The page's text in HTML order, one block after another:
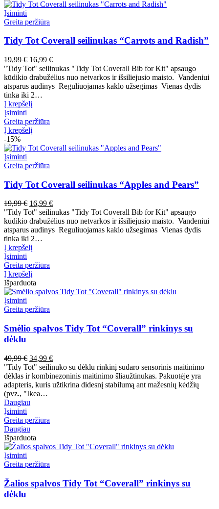
Įsiminti
Greita peržiūra
Tidy Tot Coverall seilinukas “Carrots and Radish”
19,99€ Pradinė
kaina
buvo:
19,99 €.
16,99 €Dabartinė
kaina
yra:
16,99 €.
"Tidy Tot" seilinukas "Tidy Tot Coverall Bib for Kit" apsaugo
kūdikio drabužėlius nuo netvarkos ir išsiliejusio maisto. Vandeniui
atsparus audinys Reguliuojamas kaklo užsegimas Vienas dydis
tinka iki 2…
Į krepšelį
Įsiminti
Greita peržiūra
Į krepšelį
-15%
Įsiminti
Greita peržiūra
Tidy Tot Coverall seilinukas “Apples and Pears”
19,99€ Pradinė
kaina
buvo:
19,99 €.
16,99 €Dabartinė
kaina
yra:
16,99 €.
"Tidy Tot" seilinukas "Tidy Tot Coverall Bib for Kit" apsaugo
kūdikio drabužėlius nuo netvarkos ir išsiliejusio maisto. Vandeniui
atsparus audinys Reguliuojamas kaklo užsegimas Vienas dydis
tinka iki 2…
Į krepšelį
Įsiminti
Greita peržiūra
Į krepšelį
Išparduota
Įsiminti
Greita peržiūra
Smėlio spalvos Tidy Tot “Coverall” rinkinys su
dėklu
49,99€ Pradinė
kaina
buvo:
49,99 €.
34,99 €Dabartinė
kaina
yra:
34,99 €.
"Tidy Tot" seilinuko su dėklu rinkinį sudaro sensorinis maitinimo
dėklas ir kombinezoninis maitinimo šliaužtinukas. Pakuotėje yra
adapteris, kuris užtikrina didesnį stabilumą ant mažesnių kėdžių
(pvz., "Ikea…
Daugiau
Įsiminti
Greita peržiūra
Daugiau
Išparduota
Įsiminti
Greita peržiūra
Žalios spalvos Tidy Tot “Coverall” rinkinys su
dėklu